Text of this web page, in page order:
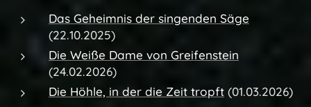
Das Geheimnis der singenden Säge
(22.10.2025)
Die Weiße Dame von Greifenstein
(24.02.2026)
Die Höhle, in der die Zeit tropft (01.03.2026)